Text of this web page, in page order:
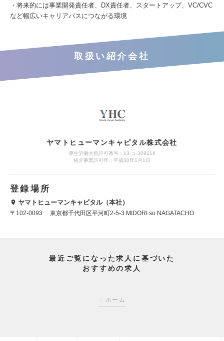
・将来的には事業開発責任者、DX責任者、スタートアップ、VC/CVC
など幅広いキャリアパスにつながる環境
取扱い紹介会社
ヤマトヒューマンキャピタル株式会社
厚生労働大臣許可番号：13-ュ-309116
紹介事業許可年：平成30年1月1日
登録場所
ヤマトヒューマンキャピタル（本社）
〒102-0093 東京都千代田区平河町2-5-3 MIDORI.so NAGATACHO
最近ご覧になった求人に基づいた
おすすめの求人
ホーム